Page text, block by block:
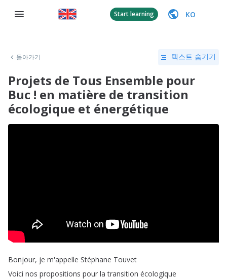
Start learning KO
돌아가기 텍스트 숨기기
Projets de Tous Ensemble pour
Buc ! en matière de transition
écologique et énergétique
Bonjour, je m'appelle Stéphane Touvet
Voici nos propositions pour la transition écologique